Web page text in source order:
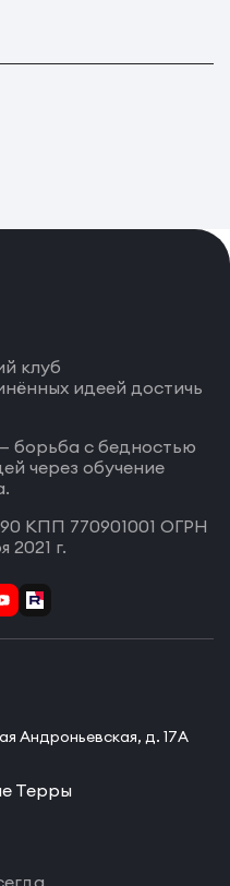
клуб
идеей достичь
борьба с бедностью
через обучение
КПП 770901001 ОГРН
2021 г.
Андроньевская, д. 17А
Терры